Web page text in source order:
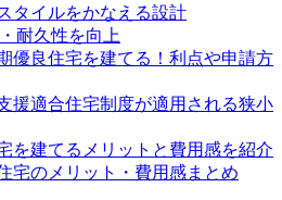
タイルをかなえる設計
耐久性を向上
優良住宅を建てる！利点や申請方
援適合住宅制度が適用される狭小
を建てるメリットと費用感を紹介
宅のメリット・費用感まとめ